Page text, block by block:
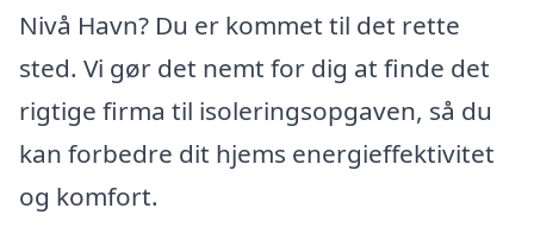
Nivå Havn? Du er kommet til det rette
sted. Vi gør det nemt for dig at finde det
rigtige firma til isoleringsopgaven, så du
kan forbedre dit hjems energieffektivitet
og komfort.